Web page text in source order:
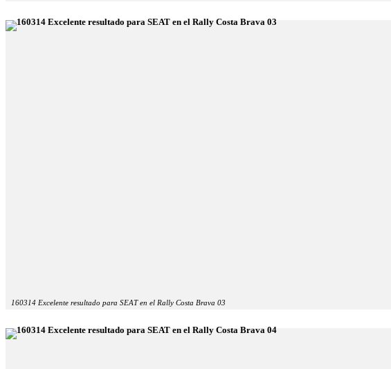
160314 Excelente resultado para SEAT en el Rally Costa Brava 03